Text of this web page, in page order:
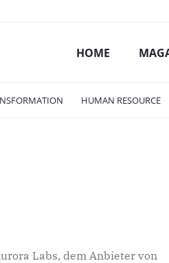
HOME
HUMAN RESOURCE
Labs, dem Anbieter von